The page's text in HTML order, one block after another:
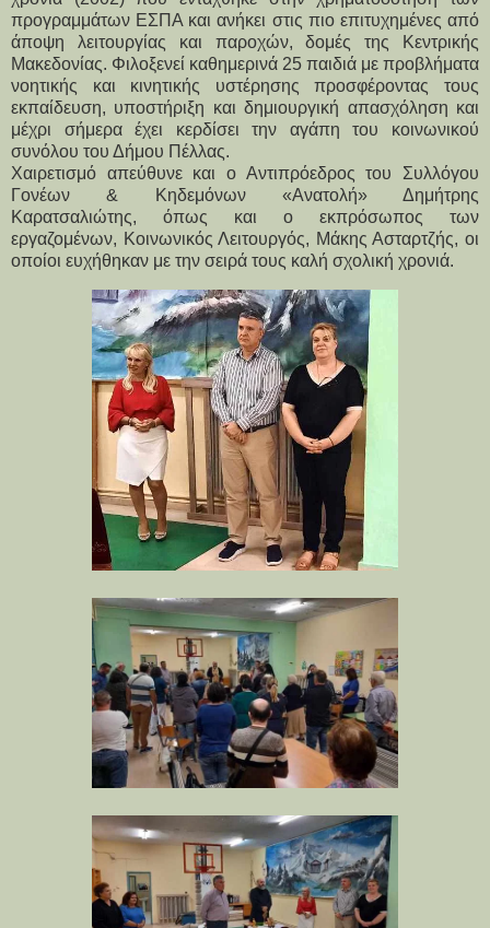
προγραμμάτων ΕΣΠΑ και ανήκει στις πιο επιτυχημένες από
άποψη λειτουργίας και παροχών, δομές της Κεντρικής
Μακεδονίας. Φιλοξενεί καθημερινά 25 παιδιά με προβλήματα
νοητικής και κινητικής υστέρησης προσφέροντας τους
εκπαίδευση, υποστήριξη και δημιουργική απασχόληση και
μέχρι σήμερα έχει κερδίσει την αγάπη του κοινωνικού
συνόλου του Δήμου Πέλλας.
Χαιρετισμό απεύθυνε και ο Αντιπρόεδρος του Συλλόγου
Γονέων & Κηδεμόνων «Ανατολή» Δημήτρης
Καρατσαλιώτης, όπως και ο εκπρόσωπος των
εργαζομένων, Κοινωνικός Λειτουργός, Μάκης Ασταρτζής, οι
οποίοι ευχήθηκαν με την σειρά τους καλή σχολική χρονιά.